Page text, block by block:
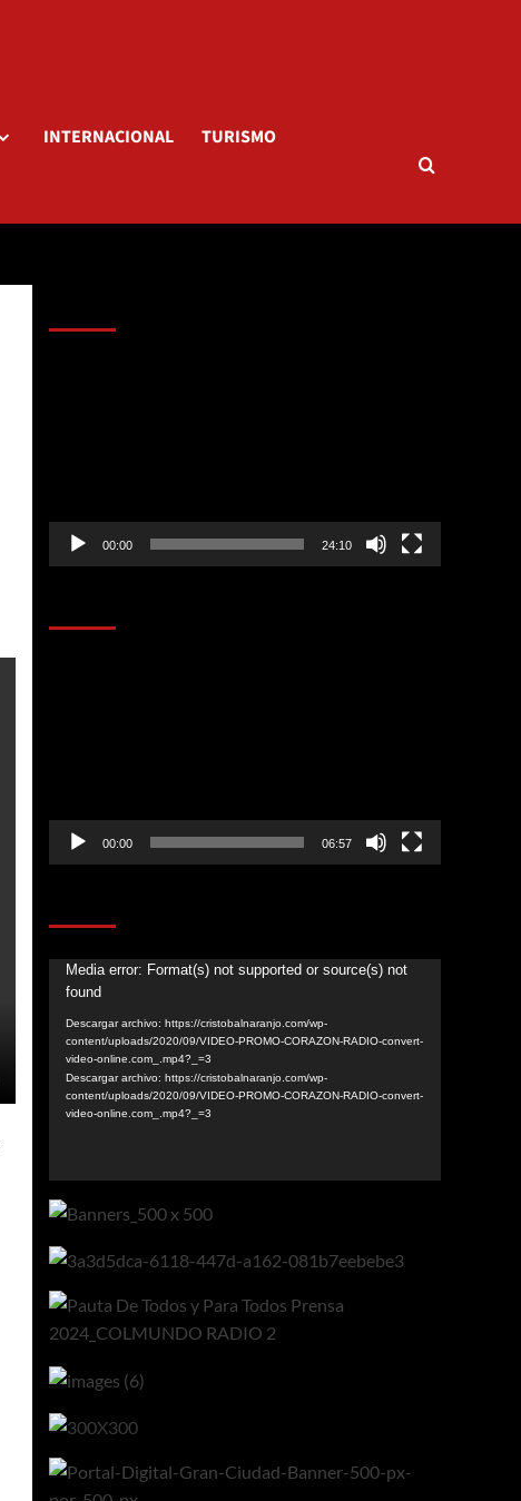
INTERNACIONAL TURISMO
00:00 24:10
00:00 06:57
Reproductor
vídeo
Media error: Format(s) not supported or source(s) not
found
Descargar archivo: https://cristobalnaranjo.com/wp-
content/uploads/2020/09/VIDEO-PROMO-CORAZON-RADIO-convert-
video-online.com_.mp4?_=3
Descargar archivo: https://cristobalnaranjo.com/wp-
content/uploads/2020/09/VIDEO-PROMO-CORAZON-RADIO-convert-
video-online.com_.mp4?_=3